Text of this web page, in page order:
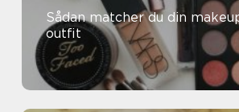
Sådan matcher du din
outfit